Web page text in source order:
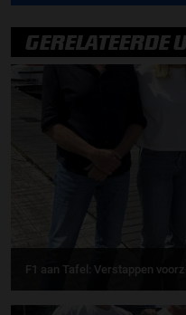
GERELATEERDE
F1 aan Tafel: Verstappen